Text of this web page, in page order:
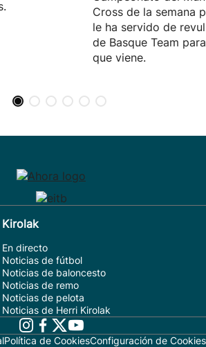
Cross de la semana
le ha servido de
de Basque Team
que viene.
Kirolak
En directo
Noticias de fútbol
Noticias de baloncesto
Noticias de remo
Noticias de pelota
Noticias de Herri Kirolak
Política de CookiesConfiguración de Cookies